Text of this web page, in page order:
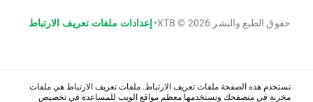
حقوق الطبع والنشر 2026 © XTB •إعدادات ملفات تعريف الارتباط
تستخدم هذه الصفحة ملفات تعريف الارتباط. ملفات تعريف الارتباط هي ملفات
مخزنة في متصفحك وتستخدمها معظم مواقع الويب للمساعدة في تخصيص